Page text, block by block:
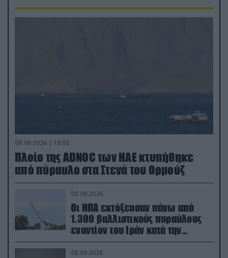
08.08.2026 | 18:02
Πλοίο της ADNOC των ΗΑΕ κτυπήθηκε
από πύραυλο στα Στενά του Ορμούζ
08.08.2026
Οι ΗΠΑ εκτόξευσαν πάνω από
1.300 βαλλιστικούς πυραύλους
εναντίον του Ιράν κατά την
διάρκεια του πολέμου
08.08.2026